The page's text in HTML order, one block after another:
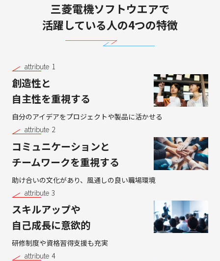
三菱電機ソフトウエアで
活躍している人の4つの特徴
attribute 1
創造性と
自主性を重視する
自分のアイデアをプロジェクトや製品に活かせる
attribute 2
コミュニケーションと
チームワークを重視する
助け合いの文化があり、 風通しの良い職場環境
attribute 3
スキルアップや
自己成長に意欲的
研修制度や資格習得支援も充実
attribute 4